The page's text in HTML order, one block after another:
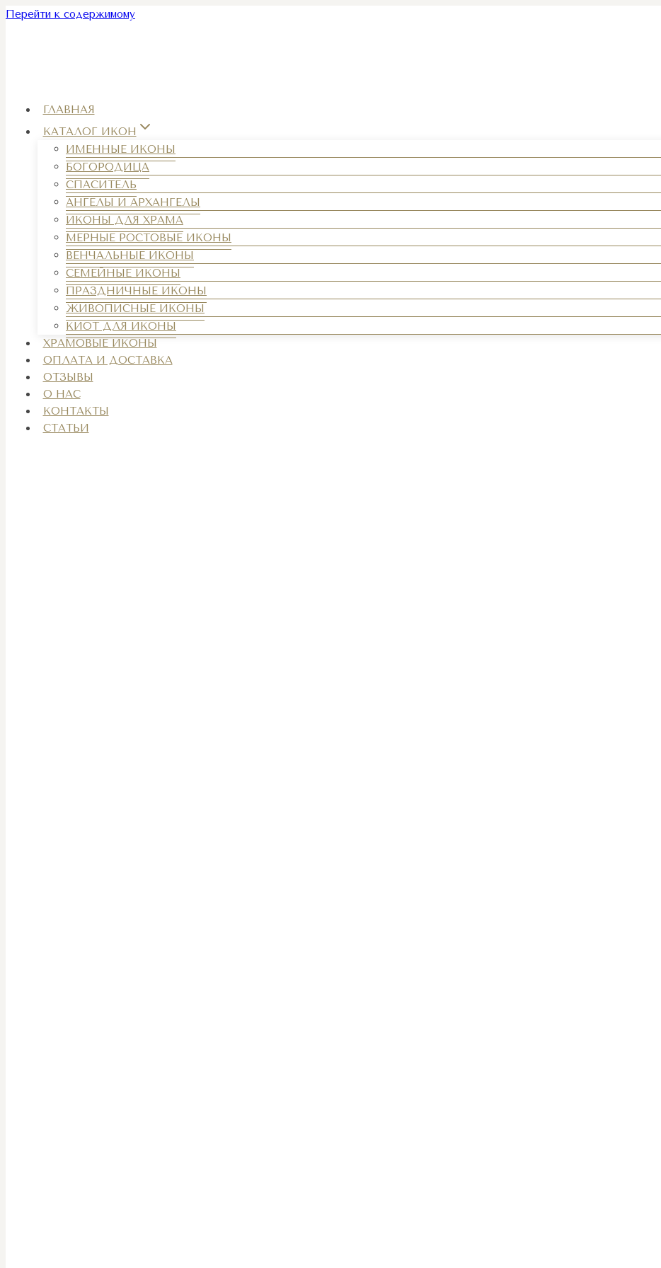
Перейти к содержимому
ГЛАВНАЯ
КАТАЛОГ ИКОН
ИМЕННЫЕ ИКОНЫ
БОГОРОДИЦА
СПАСИТЕЛЬ
АНГЕЛЫ И АРХАНГЕЛЫ
ИКОНЫ ДЛЯ ХРАМА
МЕРНЫЕ РОСТОВЫЕ ИКОНЫ
ВЕНЧАЛЬНЫЕ ИКОНЫ
СЕМЕЙНЫЕ ИКОНЫ
ПРАЗДНИЧНЫЕ ИКОНЫ
ЖИВОПИСНЫЕ ИКОНЫ
КИОТ ДЛЯ ИКОНЫ
ХРАМОВЫЕ ИКОНЫ
ОПЛАТА И ДОСТАВКА
ОТЗЫВЫ
О НАС
КОНТАКТЫ
СТАТЬИ